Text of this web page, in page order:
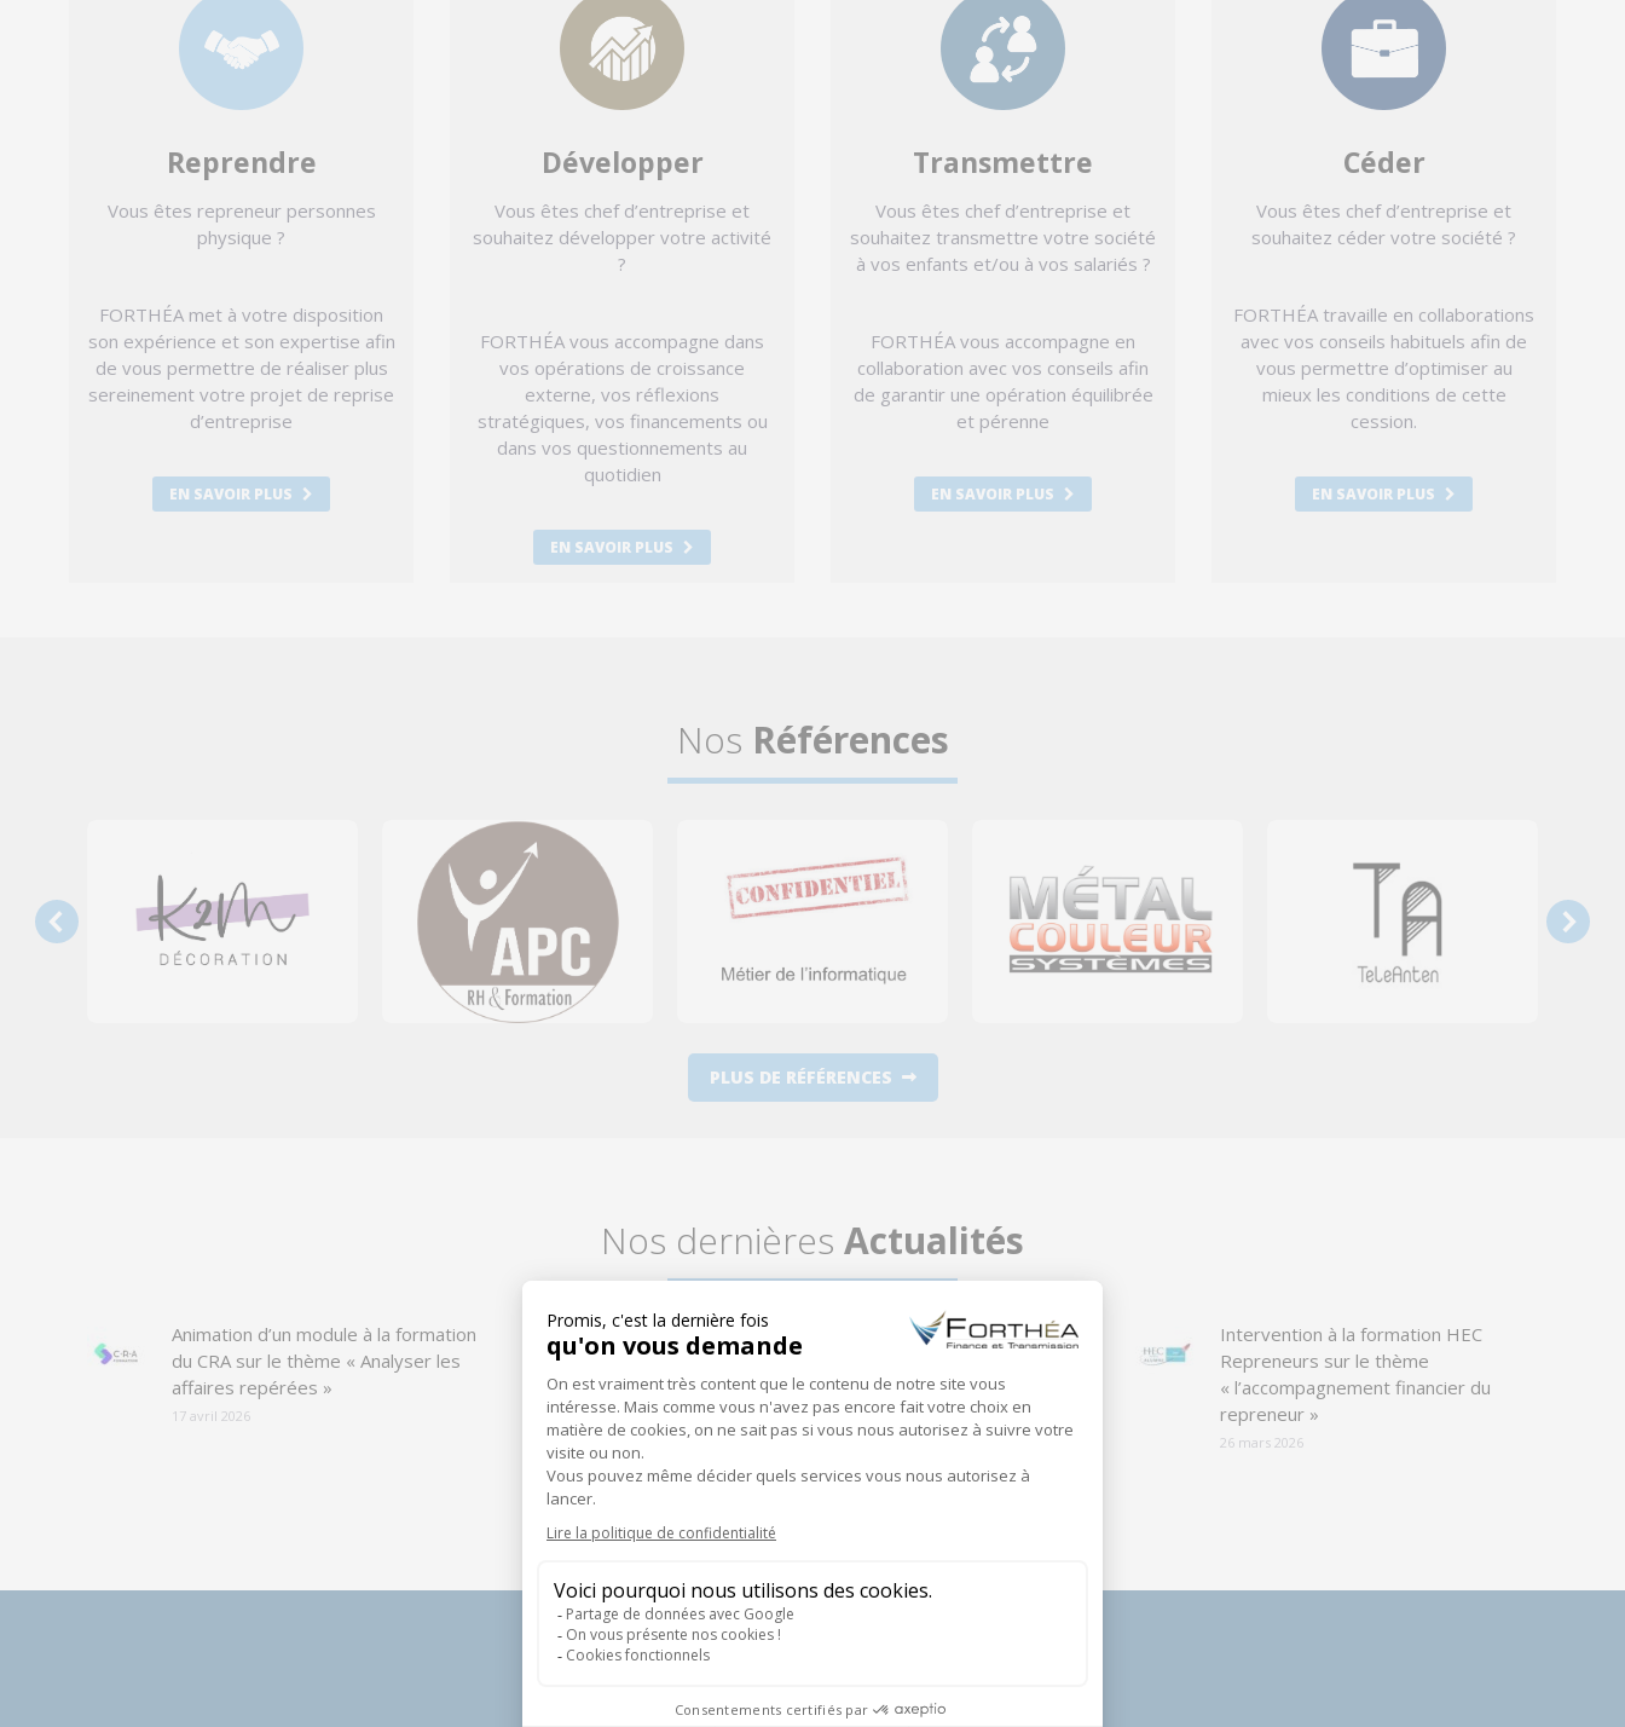
Reprendre
Vous êtes repreneur personnes
physique ?
FORTHÉA met à votre disposition
son expérience et son expertise afin
de vous permettre de réaliser plus
sereinement votre projet de reprise
d’entreprise
EN SAVOIR PLUS
Développer
Vous êtes chef d’entreprise et
souhaitez développer votre activité
?
FORTHÉA vous accompagne dans
vos opérations de croissance
externe, vos réflexions
stratégiques, vos financements ou
dans vos questionnements au
quotidien
EN SAVOIR PLUS
Transmettre
Vous êtes chef d’entreprise et
souhaitez transmettre votre société
à vos enfants et/ou à vos salariés ?
FORTHÉA vous accompagne en
collaboration avec vos conseils afin
de garantir une opération équilibrée
et pérenne
EN SAVOIR PLUS
Céder
Vous êtes chef d’entreprise et
souhaitez céder votre société ?
FORTHÉA travaille en collaborations
avec vos conseils habituels afin de
vous permettre d’optimiser au
mieux les conditions de cette
cession.
EN SAVOIR PLUS
Nos Références
PLUS DE RÉFÉRENCES
Nos dernières Actualités
Animation d’un module à la formation
du CRA sur le thème « Analyser les
affaires repérées »
17 avril 2026
Animation d’un module « Trouver le
financement adapté à son projet »
lors de la formation de la CCIP 5 jours
pour reprendre
10 avril 2026
Intervention à la formation HEC
Repreneurs sur le thème
« l’accompagnement financier du
repreneur »
26 mars 2026
PLUS D’ACTUALITÉS
Nos Partenaires